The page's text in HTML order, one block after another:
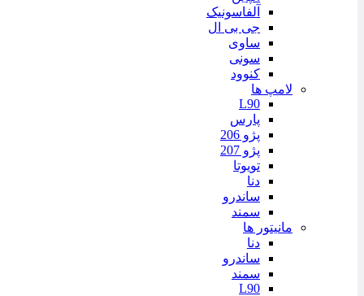
آلفاسونیک
جی بی ال
ساوی
سونی
کنوود
لامپ ها
L90
پارس
پژو 206
پژو 207
تویوتا
دنا
ساندرو
سمند
مانیتور ها
دنا
ساندرو
سمند
L90